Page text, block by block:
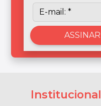
Institucional